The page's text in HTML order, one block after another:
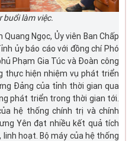
buổi làm việc.
Ngọc, Ủy viên Ban Chấp
ủy báo cáo với đồng chí Phó
Phạm Gia Túc và Đoàn công
thực hiện nhiệm vụ phát triển
Đảng của tỉnh thời gian qua
phát triển trong thời gian tới.
hệ thống chính trị và chính
Yên đạt nhiều kết quả tích
hoạt. Bộ máy của hệ thống